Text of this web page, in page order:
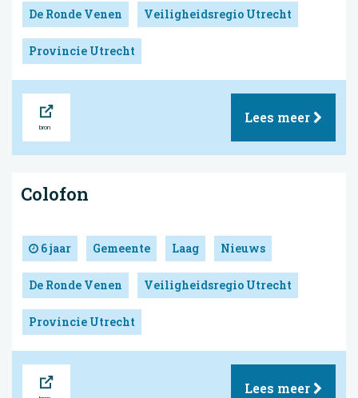
De Ronde Venen Veiligheidsregio Utrecht
Provincie Utrecht
Lees meer
Colofon
6 jaar Gemeente Laag Nieuws
De Ronde Venen Veiligheidsregio Utrecht
Provincie Utrecht
Lees meer